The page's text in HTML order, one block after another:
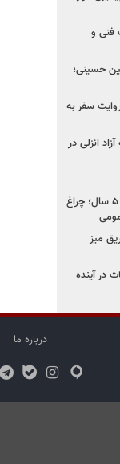
فنی و
حسینی؛
سفر به
انزلی در
صدور مجوز واردات اتوبوس‌های کارکرده زیر ۵ سال؛ چراغ
میز
در آینده
درباره ما